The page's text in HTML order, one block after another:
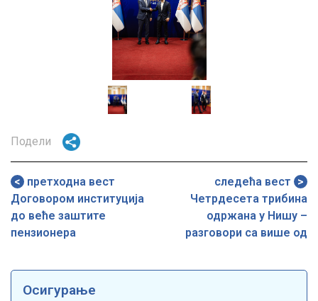
Image Image
Подели
претходна вест
Договором институција
до веће заштите
пензионера
следећа вест
Четрдесета трибина
одржана у Нишу –
разговори са више од
сада
Осигурање